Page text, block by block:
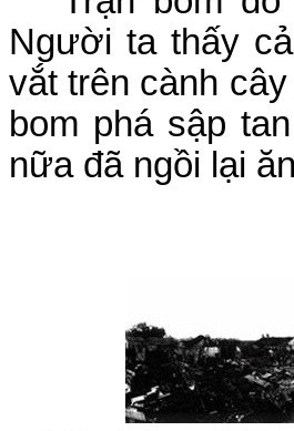
Người ta thấy
vắt trên cành cây
bom phá sập
nữa đã ngồi lại